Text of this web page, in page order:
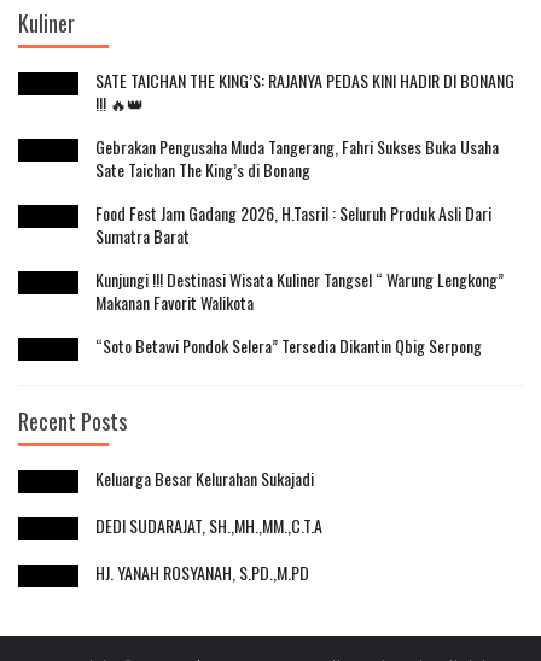
Kuliner
SATE TAICHAN THE KING’S: RAJANYA PEDAS KINI HADIR DI BONANG
!!! 🔥👑
Gebrakan Pengusaha Muda Tangerang, Fahri Sukses Buka Usaha
Sate Taichan The King’s di Bonang
Food Fest Jam Gadang 2026, H.Tasril : Seluruh Produk Asli Dari
Sumatra Barat
Kunjungi !!! Destinasi Wisata Kuliner Tangsel “ Warung Lengkong”
Makanan Favorit Walikota
“Soto Betawi Pondok Selera” Tersedia Dikantin Qbig Serpong
Recent Posts
Keluarga Besar Kelurahan Sukajadi
DEDI SUDARAJAT, SH.,MH.,MM.,C.T.A
HJ. YANAH ROSYANAH, S.PD.,M.PD